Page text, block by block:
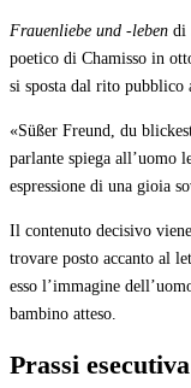
Frauenliebe und -leben di
poetico di Chamisso in
si sposta dal rito pubblico
«Süßer Freund, du
parlante spiega all’uomo
espressione di una gioia
Il contenuto decisivo
trovare posto accanto al
esso l’immagine
bambino atteso.
Prassi